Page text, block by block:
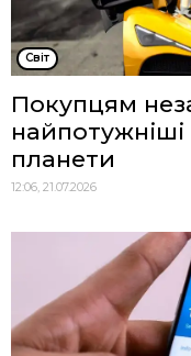
Cвіт
Покупцям
найпотужніші
планети
12:06, 21.07.2026